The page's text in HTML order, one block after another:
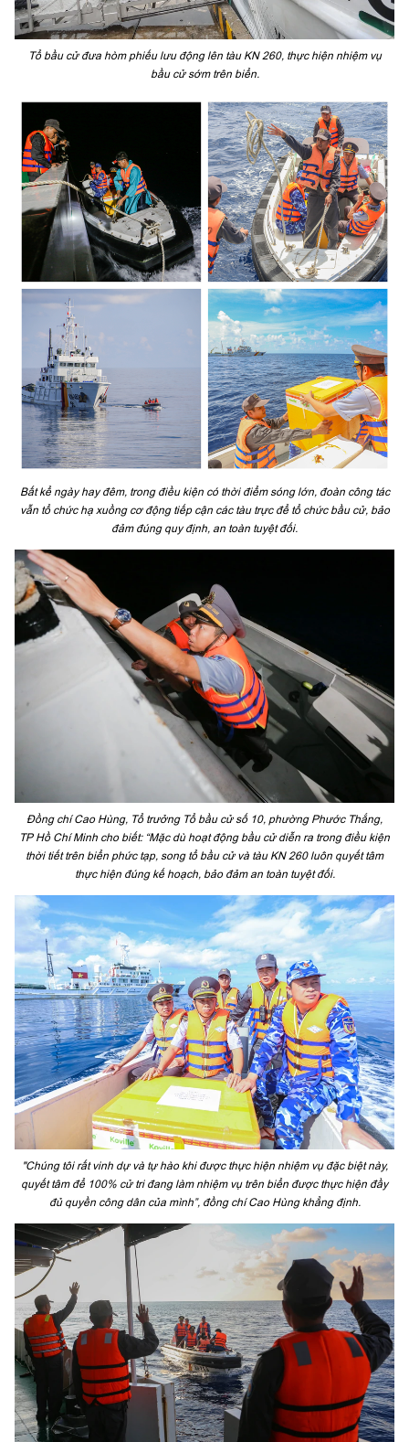
Tổ bầu cử đưa hòm phiếu lưu động lên tàu KN 260, thực hiện nhiệm vụ
bầu cử sớm trên biển.
Bất kể ngày hay đêm, trong điều kiện có thời điểm sóng lớn, đoàn công tác
vẫn tổ chức hạ xuồng cơ động tiếp cận các tàu trực để tổ chức bầu cử, bảo
đảm đúng quy định, an toàn tuyệt đối.
Đồng chí Cao Hùng, Tổ trưởng Tổ bầu cử số 10, phường Phước Thắng,
TP Hồ Chí Minh cho biết: “Mặc dù hoạt động bầu cử diễn ra trong điều kiện
thời tiết trên biển phức tạp, song tổ bầu cử và tàu KN 260 luôn quyết tâm
thực hiện đúng kế hoạch, bảo đảm an toàn tuyệt đối.
"Chúng tôi rất vinh dự và tự hào khi được thực hiện nhiệm vụ đặc biệt này,
quyết tâm để 100% cử tri đang làm nhiệm vụ trên biển được thực hiện đầy
đủ quyền công dân của mình”, đồng chí Cao Hùng khẳng định.